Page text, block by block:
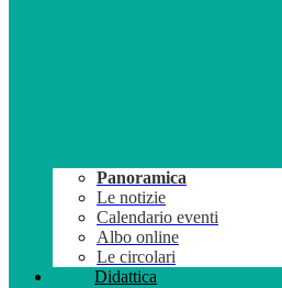
Panoramica
Le notizie
Calendario eventi
Albo online
Le circolari
Didattica